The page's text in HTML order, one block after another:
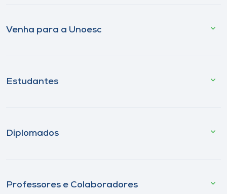
Venha para a Unoesc
Estudantes
Diplomados
Professores e Colaboradores